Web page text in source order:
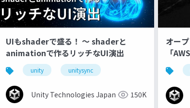
UIもshaderで盛る！ 〜 shaderと
animationで作るリッチなUI演出
unity unitysync
Unity Technologies Japan 150K
オー
「